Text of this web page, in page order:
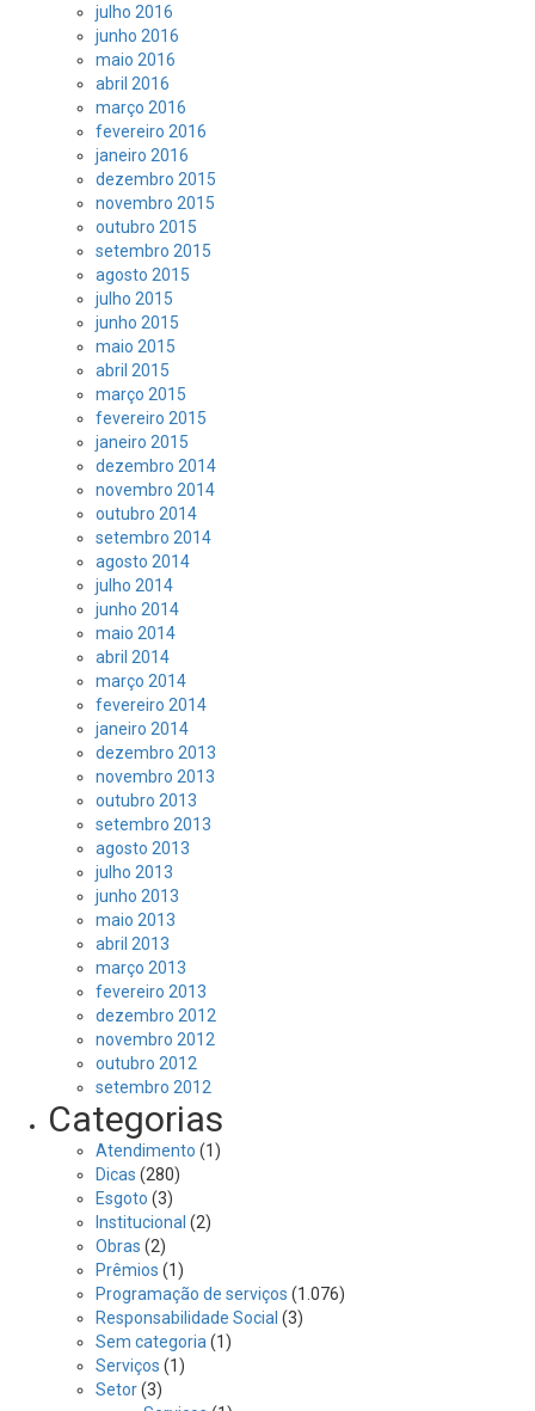
julho 2016
junho 2016
maio 2016
abril 2016
março 2016
fevereiro 2016
janeiro 2016
dezembro 2015
novembro 2015
outubro 2015
setembro 2015
agosto 2015
julho 2015
junho 2015
maio 2015
abril 2015
março 2015
fevereiro 2015
janeiro 2015
dezembro 2014
novembro 2014
outubro 2014
setembro 2014
agosto 2014
julho 2014
junho 2014
maio 2014
abril 2014
março 2014
fevereiro 2014
janeiro 2014
dezembro 2013
novembro 2013
outubro 2013
setembro 2013
agosto 2013
julho 2013
junho 2013
maio 2013
abril 2013
março 2013
fevereiro 2013
dezembro 2012
novembro 2012
outubro 2012
setembro 2012
Categorias
Atendimento (1)
Dicas (280)
Esgoto (3)
Institucional (2)
Obras (2)
Prêmios (1)
Programação de serviços (1.076)
Responsabilidade Social (3)
Sem categoria (1)
Serviços (1)
Setor(3)